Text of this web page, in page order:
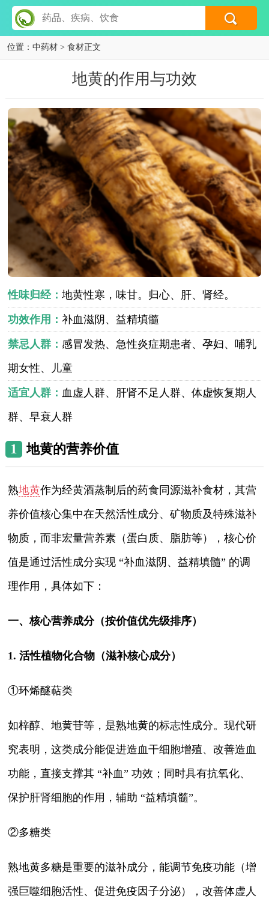
位置： 中药材 > 食材正文
地黄的作用与功效
性味归经：地黄性寒，味甘。归心、肝、肾经。
功效作用：补血滋阴、益精填髓
禁忌人群： 感冒发热、急性炎症期患者、孕妇、哺乳
期女性、儿童
适宜人群： 血虚人群、肝肾不足人群、体虚恢复期人
群、早衰人群
1 地黄的营养价值
熟地黄作为经黄酒蒸制后的药食同源滋补食材，其营
养价值核心集中在天然活性成分、矿物质及特殊滋补
物质，而非宏量营养素（蛋白质、脂肪等），核心价
值是通过活性成分实现 “补血滋阴、益精填髓” 的调
理作用，具体如下：
一、核心营养成分（按价值优先级排序）
1. 活性植物化合物（滋补核心成分）
①环烯醚萜类
如梓醇、地黄苷等，是熟地黄的标志性成分。现代研
究表明，这类成分能促进造血干细胞增殖、改善造血
功能，直接支撑其 “补血” 功效；同时具有抗氧化、
保护肝肾细胞的作用，辅助 “益精填髓”。
②多糖类
熟地黄多糖是重要的滋补成分，能调节免疫功能（增
强巨噬细胞活性、促进免疫因子分泌），改善体虚人